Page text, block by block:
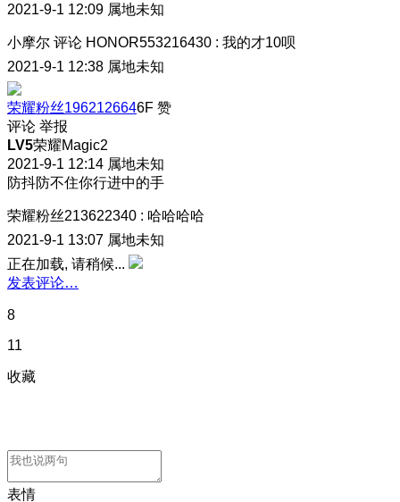
2021-9-1 12:09 属地未知
小摩尔 评论 HONOR553216430 : 我的才10呗
2021-9-1 12:38 属地未知
荣耀粉丝1962126646F 赞
评论 举报
LV5荣耀Magic2
2021-9-1 12:14 属地未知
防抖防不住你行进中的手
荣耀粉丝213622340 : 哈哈哈哈
2021-9-1 13:07 属地未知
正在加载, 请稍候...
发表评论…
8
11
收藏
表情